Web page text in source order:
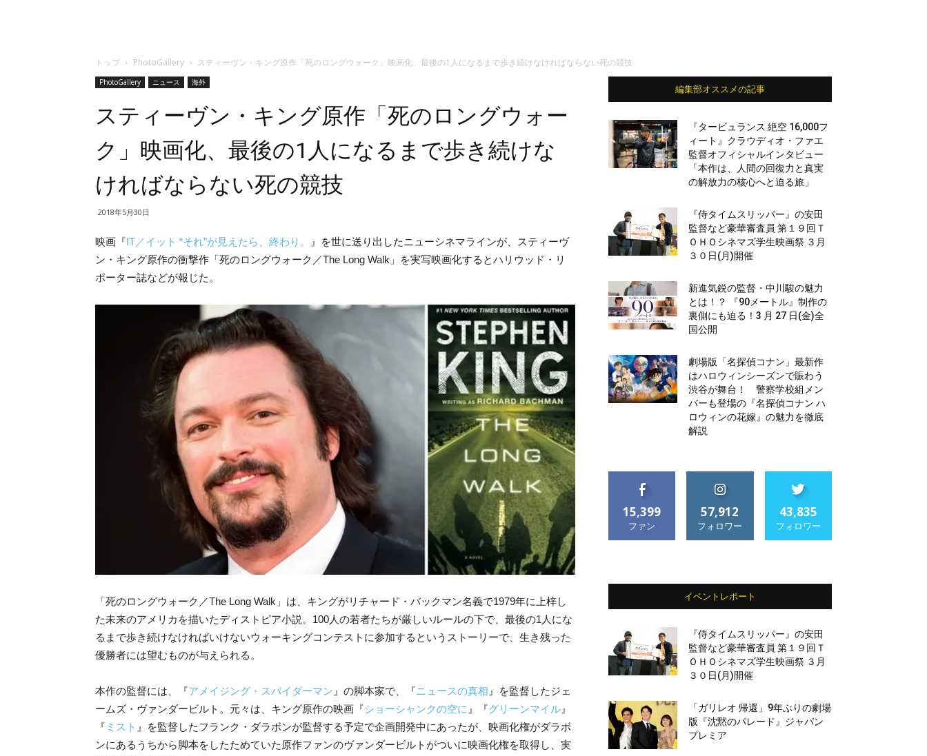
トップ PhotoGallery スティーヴン・キング原作「死のロングウォーク」映画化、最後の1人になるまで歩き続けなければならない死の競技
PhotoGallery ニュース 海外
スティーヴン・キング原作「死のロングウォー
ク」映画化、最後の1人になるまで歩き続けな
ければならない死の競技
2018年5月30日
映画『IT／イット “それ”が見えたら、終わり。 』
を世に送り出したニューシネマラインが、スティーヴ
ン・キング原作の衝撃作「死のロングウォーク／The Long Walk」を実写映画化するとハリウッド・リ
ポーター誌などが報じた。
「死のロングウォーク／The Long Walk」は、キングがリチャード・バックマン名義で1979年に上梓し
た未来のアメリカを描いたディストピア小説。100人の若者たちが厳しいルールの下で、最後の1人にな
るまで歩き続けなければいけないウォーキングコンテストに参加するというストーリーで、生き残った
優勝者には望むものが与えられる。
本作の監督には、『アメイジング・スパイダーマン 』の脚本家で、『ニュースの真相 』を監督したジェ
ームズ・ヴァンダービルト。元々は、キング原作の映画『ショーシャンクの空に 』『グリーンマイル 』
『 ミスト 』を監督したフランク・ダラボンが監督する予定で企画開発中にあったが、映画化権がダラボ
ンにあるうちから脚本をしたためていた原作ファンのヴァンダービルトがついに映画化権を取得し、実
編集部オススメの記事
『タービュランス 絶空 16,000フ
ィート』クラウディオ・ファエ
監督オフィシャルインタビュー
「本作は、人間の回復力と真実
の解放力の核心へと迫る旅」
『侍タイムスリッパー』の安田
監督など豪華審査員 第１９回Ｔ
ＯＨＯシネマズ学生映画祭 ３月
３０日(月)開催
新進気鋭の監督・中川駿の魅力
とは！？ 『90メートル』制作の
裏側にも迫る！3 月 27 日(金)全
国公開
劇場版「名探偵コナン」最新作
はハロウィンシーズンで賑わう
渋谷が舞台！ 警察学校組メン
バーも登場の『名探偵コナン ハ
ロウィンの花嫁』の魅力を徹底
解説
15,399
ファン
57,912
フォロワー
43,835
フォロワー
イベントレポート
『侍タイムスリッパー』の安田
監督など豪華審査員 第１９回Ｔ
ＯＨＯシネマズ学生映画祭 ３月
３０日(月)開催
「ガリレオ 帰還」9年ぶりの劇場
版『沈黙のパレード』ジャパン
プレミア